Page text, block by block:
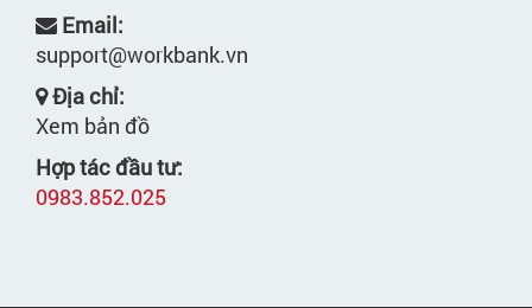
Email:
support@workbank.vn
Địa chỉ:
Xem bản đồ
Hợp tác đầu tư:
0983.852.025